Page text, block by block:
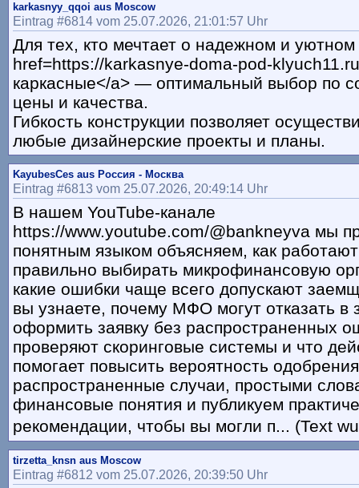
karkasnyy_qqoi aus Moscow
Eintrag #6814 vom 25.07.2026, 21:01:57 Uhr
Для тех, кто мечтает о надежном и
href=https://karkasnye-doma-pod-
каркасные</a> — оптимальный выбор по
цены и качества.
Гибкость конструкции позволяет
любые дизайнерские проекты и планы.
KayubesCes aus Россия - Москва
Eintrag #6813 vom 25.07.2026, 20:49:14 Uhr
В нашем YouTube-канале
https://www.youtube.com/@bankneyva мы
понятным языком объясняем, как
правильно выбирать микрофинансовую
какие ошибки чаще всего допускают
вы узнаете, почему МФО могут отказать в
оформить заявку без распространенных
проверяют скоринговые системы и что
помогает повысить вероятность
распространенные случаи, простыми
финансовые понятия и публикуем
рекомендации, чтобы вы могли п... (Text
tirzetta_knsn aus Moscow
Eintrag #6812 vom 25.07.2026, 20:39:50 Uhr